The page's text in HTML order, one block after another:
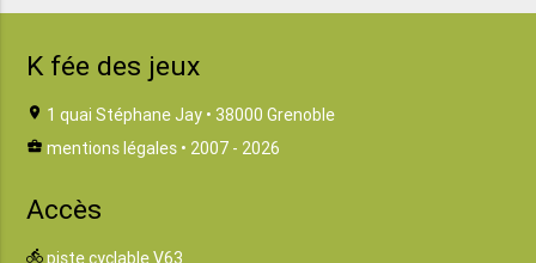
K fée des jeux
location_on 1 quai Stéphane Jay • 38000 Grenoble
business_center mentions légales • 2007 - 2026
Accès
directions_bike piste cyclable V63